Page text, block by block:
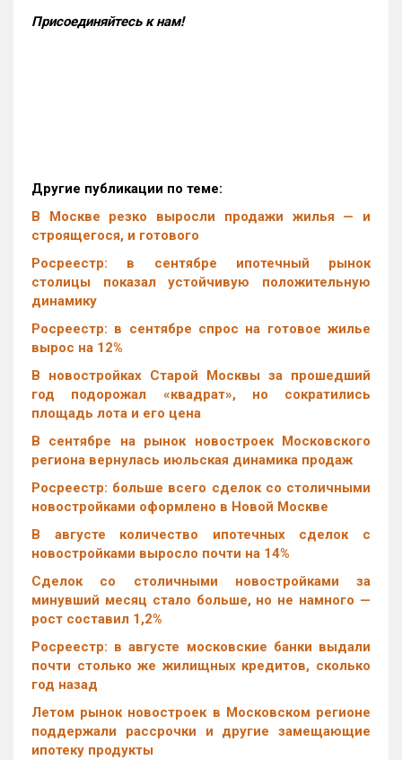
Присоединяйтесь к нам!
Другие публикации по теме:
В Москве резко выросли продажи жилья — и
строящегося, и готового
Росреестр: в сентябре ипотечный рынок
столицы показал устойчивую положительную
динамику
Росреестр: в сентябре спрос на готовое жилье
вырос на 12%
В новостройках Старой Москвы за прошедший
год подорожал «квадрат», но сократились
площадь лота и его цена
В сентябре на рынок новостроек Московского
региона вернулась июльская динамика продаж
Росреестр: больше всего сделок со столичными
новостройками оформлено в Новой Москве
В августе количество ипотечных сделок с
новостройками выросло почти на 14%
Cделок со столичными новостройками за
минувший месяц стало больше, но не намного —
рост составил 1,2%
Росреестр: в августе московские банки выдали
почти столько же жилищных кредитов, сколько
год назад
Летом рынок новостроек в Московском регионе
поддержали рассрочки и другие замещающие
ипотеку продукты